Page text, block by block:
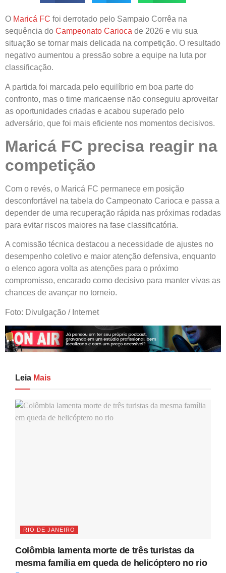
O Maricá FC foi derrotado pelo Sampaio Corrêa na
sequência do Campeonato Carioca de 2026 e viu sua
situação se tornar mais delicada na competição. O resultado
negativo aumentou a pressão sobre a equipe na luta por
classificação.
A partida foi marcada pelo equilíbrio em boa parte do
confronto, mas o time maricaense não conseguiu aproveitar
as oportunidades criadas e acabou superado pelo
adversário, que foi mais eficiente nos momentos decisivos.
Maricá FC precisa reagir na
competição
Com o revés, o Maricá FC permanece em posição
desconfortável na tabela do Campeonato Carioca e passa a
depender de uma recuperação rápida nas próximas rodadas
para evitar riscos maiores na fase classificatória.
A comissão técnica destacou a necessidade de ajustes no
desempenho coletivo e maior atenção defensiva, enquanto
o elenco agora volta as atenções para o próximo
compromisso, encarado como decisivo para manter vivas as
chances de avançar no torneio.
Foto: Divulgação / Internet
Leia Mais
RIO DE JANEIRO
Colômbia lamenta morte de três turistas da
mesma família em queda de helicóptero no rio